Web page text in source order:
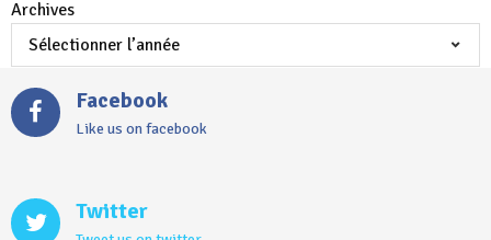
Archives
Facebook
Like us on facebook
Twitter